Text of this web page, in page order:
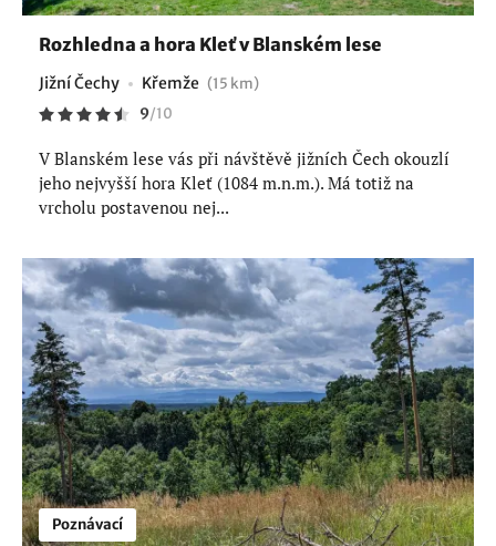
Rozhledna a hora Kleť v Blanském lese
Jižní Čechy Křemže (15 km)
9/10
V Blanském lese vás při návštěvě jižních Čech okouzlí
jeho nejvyšší hora Kleť (1084 m.n.m.). Má totiž na
vrcholu postavenou nej...
Poznávací